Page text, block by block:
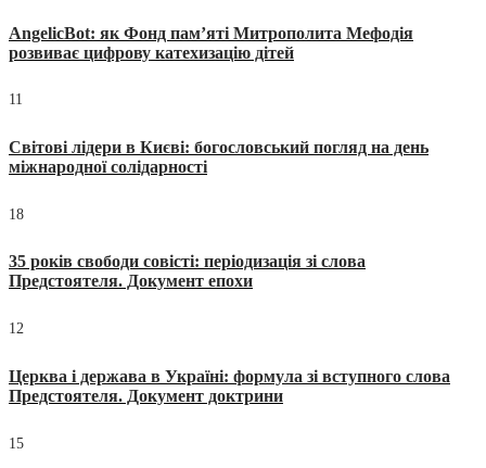
AngelicBot: як Фонд пам’яті Митрополита Мефодія
розвиває цифрову катехизацію дітей
11
Світові лідери в Києві: богословський погляд на день
міжнародної солідарності
18
35 років свободи совісті: періодизація зі слова
Предстоятеля. Документ епохи
12
Церква і держава в Україні: формула зі вступного слова
Предстоятеля. Документ доктрини
15